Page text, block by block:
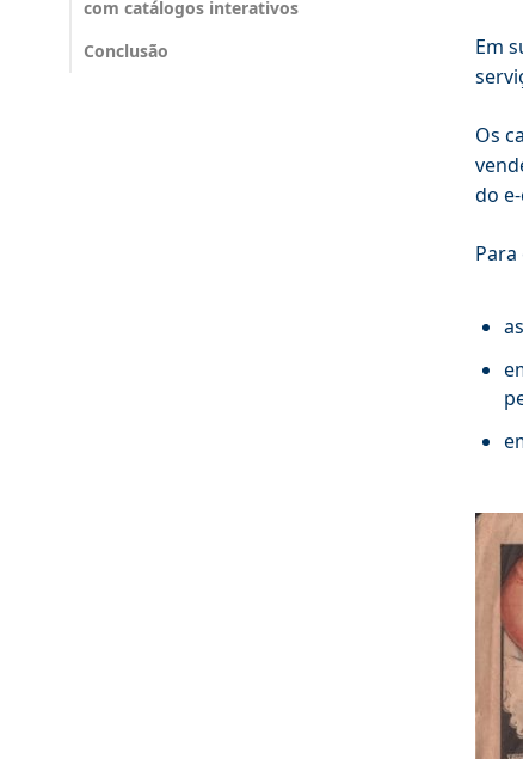
com catálogos interativos
Conclusão
Em
Os
do